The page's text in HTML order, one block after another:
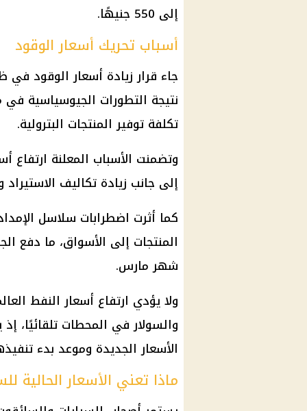
إلى 550 جنيهًا.
أسباب تحريك أسعار الوقود
جاء قرار زيادة أسعار الوقود
نتيجة التطورات الجيوسياسية
تكلفة توفير المنتجات البترولية.
وتضمنت الأسباب المعلنة ارتفاع
إلى جانب زيادة تكاليف الاستيراد
كما أثرت اضطرابات سلاسل
المنتجات إلى الأسواق، ما دفع
شهر مارس.
ولا يؤدي ارتفاع أسعار النفط
والسولارفي المحطات تلقائيًا،
الأسعار الجديدة وموعد بدء
ماذا تعني الأسعار الحالية